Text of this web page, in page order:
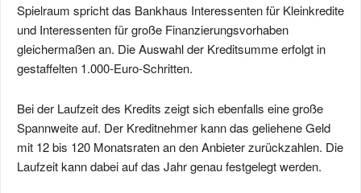
Spielraum spricht das Bankhaus Interessenten für Kleinkredite
und Interessenten für große Finanzierungsvorhaben
gleichermaßen an. Die Auswahl der Kreditsumme erfolgt in
gestaffelten 1.000‑Euro‑Schritten.
Bei der Laufzeit des Kredits zeigt sich ebenfalls eine große
Spannweite auf. Der Kreditnehmer kann das geliehene Geld
mit 12 bis 120 Monatsraten an den Anbieter zurückzahlen. Die
Laufzeit kann dabei auf das Jahr genau festgelegt werden.